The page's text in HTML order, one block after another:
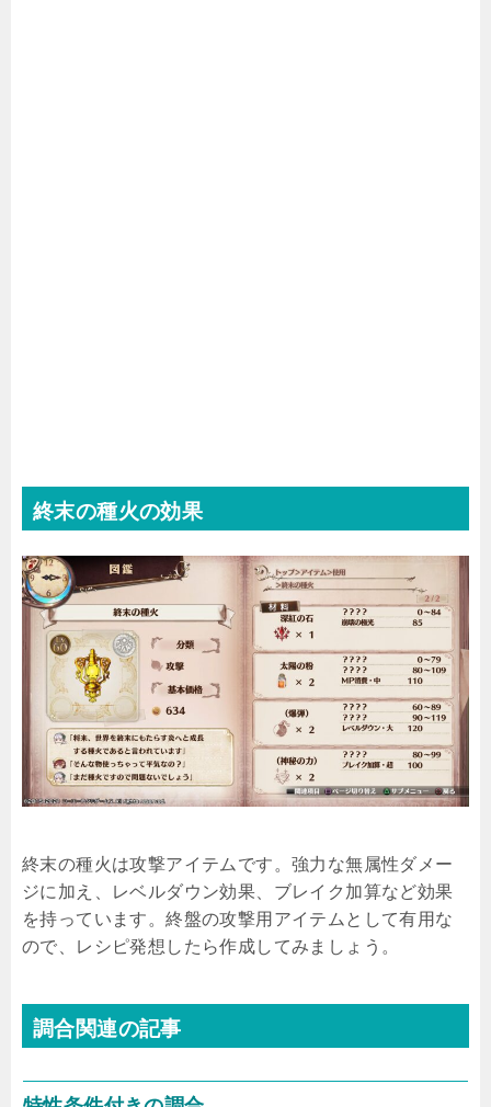
終末の種火の効果
終末の種火は攻撃アイテムです。強力な無属性ダメー
ジに加え、レベルダウン効果、ブレイク加算など効果
を持っています。終盤の攻撃用アイテムとして有用な
ので、レシピ発想したら作成してみましょう。
調合関連の記事